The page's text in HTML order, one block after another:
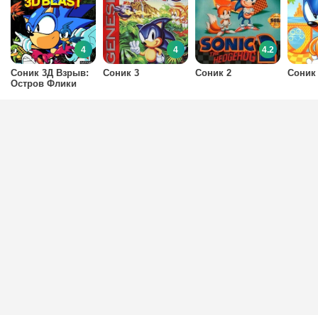
Соник 3Д Взрыв:
Остров Флики
4
Соник 3
4
Соник 2
4.2
Соник